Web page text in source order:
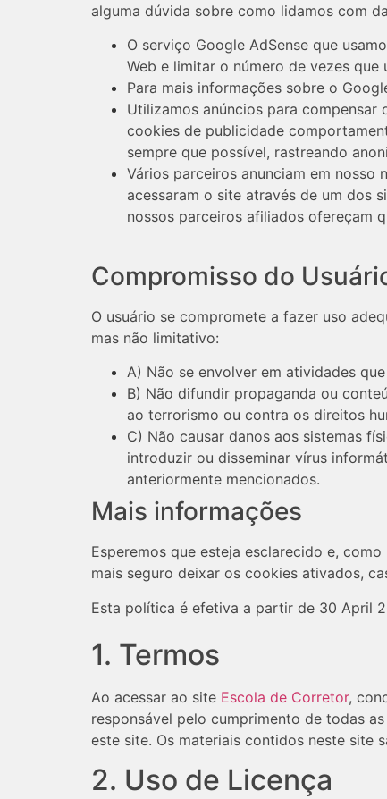
alguma dúvida sobre como lidamos com
O serviço Google AdSense que
Web e limitar o número de vezes
Para mais informações sobre o
Utilizamos anúncios para
cookies de publicidade
sempre que possível, rastreando
Vários parceiros anunciam em nosso
acessaram o site através de um dos
nossos parceiros afiliados ofereçam
Compromisso do
O usuário se compromete a fazer uso
mas não limitativo:
A) Não se envolver em atividades
B) Não difundir propaganda ou
ao terrorismo ou contra os direitos
C) Não causar danos aos sistemas
introduzir ou disseminar vírus
anteriormente mencionados.
Mais informações
Esperemos que esteja esclarecido e,
mais seguro deixar os cookies ativados,
Esta política é efetiva a partir de 30 April
1. Termos
Ao acessar ao site Escola de Corretor,
responsável pelo cumprimento de todas
este site. Os materiais contidos neste site
2. Uso de Licença